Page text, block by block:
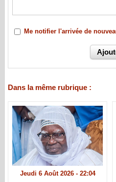
Me notifier l'arrivée de
Dans la même rubrique :
Jeudi 6 Août 2026 - 22:04